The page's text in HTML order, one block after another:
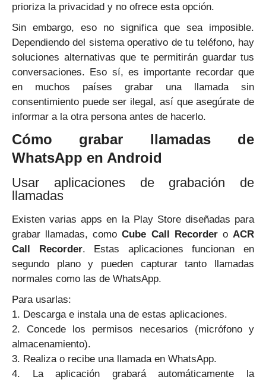
prioriza la privacidad y no ofrece esta opción.
Sin embargo, eso no significa que sea imposible.
Dependiendo del sistema operativo de tu teléfono, hay
soluciones alternativas que te permitirán guardar tus
conversaciones. Eso sí, es importante recordar que
en muchos países grabar una llamada sin
consentimiento puede ser ilegal, así que asegúrate de
informar a la otra persona antes de hacerlo.
Cómo grabar llamadas de
WhatsApp en Android
Usar aplicaciones de grabación de
llamadas
Existen varias apps en la Play Store diseñadas para
grabar llamadas, comoCube Call Recordero ACR
Call Recorder. Estas aplicaciones funcionan en
segundo plano y pueden capturar tanto llamadas
normales como las de WhatsApp.
Para usarlas:
1. Descarga e instala una de estas aplicaciones.
2. Concede los permisos necesarios (micrófono y
almacenamiento).
3. Realiza o recibe una llamada en WhatsApp.
4. La aplicación grabará automáticamente la